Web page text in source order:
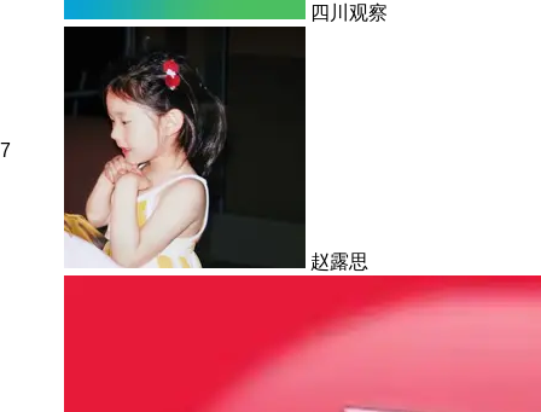
四川观察
7
赵露思